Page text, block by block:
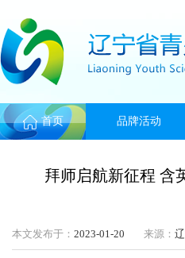
首页 品牌活动
拜师启航新征程 含
本文发布于： 2023-01-20 来源：